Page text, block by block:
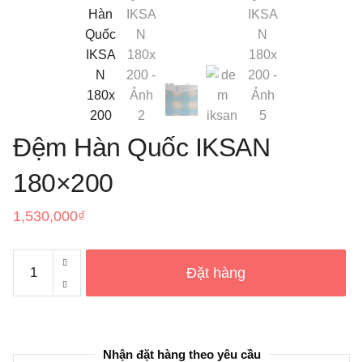
Đệm Hàn Quốc IKSAN
180×200
1,530,000₫
Hàn
Quốc
Đặt hàng
Nhận đặt hàng theo yêu cầu